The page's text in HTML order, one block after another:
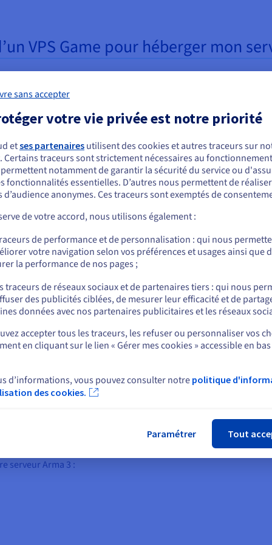
VPS Game pour héberger mon
privés virtuels sont
par nos experts pour les
gaming. Ils disposent de
étudiées (CPU, RAM,
de jeu optimale. Nos
de prix s’adaptent à votre
Et vous pouvez augmenter
de votre VPS à tout
Si besoin, il est également
de migrer vers une offre
depuis votre espace
Jouer avec d’autres personnes
votre serveur privé requiert un
environnement stable. Votre
hébergé dans nos datacenters,
une disponibilité garantie par
(SLA de99.9%). Vous bénéficiez
également d’une bande
illimité. Celle-ci offre la fluidité
nécessaire à vos parties d’Arma
créer mon serveur privé ?
serveur Arma 3 :
semblez être localisé en États-Unis.
commander, rendez-vous sur le site de votre pays (États-Unis) et créez un
us.ovhcloud.com/
Anglais USD - $
ou
sur le site actuel
un autre site web
sans accepter
votre vie privée est notre priorité
etses partenaires utilisent des cookies et autres traceurs sur
Certains traceurs sont strictement nécessaires au
notamment de garantir la sécurité du service ou
fonctionnalités essentielles. D’autres nous permettent de
d’audience anonymes. Ces traceurs sont exemptés de
de votre accord, nous utilisons également :
de performance et de personnalisation : qui nous
votre navigation selon vos préférences et usages ainsi que
la performance de nos pages ;
traceurs de réseaux sociaux et de partenaires tiers : qui nous
des publicités ciblées, de mesurer leur efficacité et de
données avec nos partenaires publicitaires et les réseaux
accepter tous les traceurs, les refuser ou personnaliser vos
en cliquant sur le lien « Gérer mes cookies » accessible en
d’informations, vous pouvez consulter notre politique
des cookies.
Paramétrer Tout